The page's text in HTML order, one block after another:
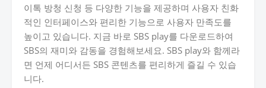
이톡 방청 신청 등 다양한 기능을 제공하며 사용자 친화
적인 인터페이스와 편리한 기능으로 사용자 만족도를
높이고 있습니다. 지금 바로 SBS play를 다운로드하여
SBS의 재미와 감동을 경험해보세요. SBS play와 함께라
면 언제 어디서든 SBS 콘텐츠를 편리하게 즐길 수 있습
니다.